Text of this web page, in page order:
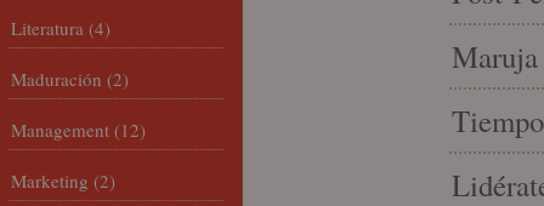
Maruja
Literatura (4)
Maduración (2)
Management (12)
Marketing (2)